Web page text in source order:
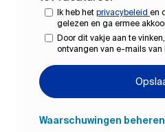
Ik heb het privacybeleid en
gelezen en ga ermee
Door dit vakje aan te
ontvangen van e-mails van
Waarschuwingen beheren